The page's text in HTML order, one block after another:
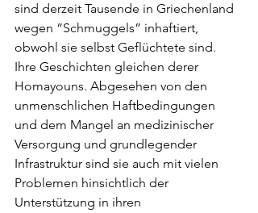
sind derzeit Tausende in Griechenland
wegen “Schmuggels” inhaftiert,
obwohl sie selbst Geflüchtete sind.
Ihre Geschichten gleichen derer
Homayouns. Abgesehen von den
unmenschlichen Haftbedingungen
und dem Mangel an medizinischer
Versorgung und grundlegender
Infrastruktur sind sie auch mit vielen
Problemen hinsichtlich der
Unterstützung in ihren